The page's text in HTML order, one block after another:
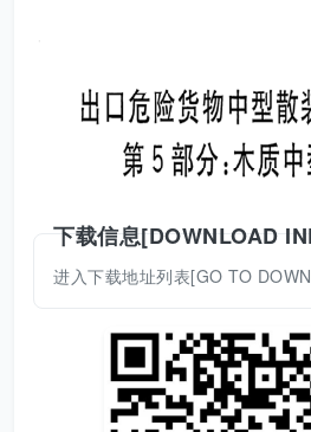
下载信息[DOWNLOAD
进入下载地址列表[GO TO